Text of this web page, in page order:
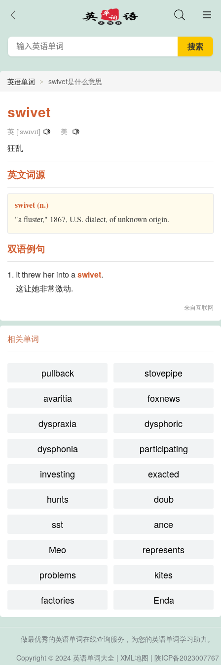
英语单词 swivet是什么意思
swivet
英 ['swɪvɪt] 美
狂乱
英文词源
swivet (n.)
"a fluster," 1867, U.S. dialect, of unknown origin.
双语例句
1. It threw her into aswivet.
这让她非常激动.
来自互联网
相关单词
pullback
stovepipe
avaritia
foxnews
dyspraxia
dysphoric
dysphonia
participating
investing
exacted
hunts
doub
sst
ance
Meo
represents
problems
kites
factories
Enda
做最优秀的英语单词在线查询服务，为您的英语单词学习助力。
Copyright © 2024 英语单词大全 | XML地图 | 陕ICP备2023007767